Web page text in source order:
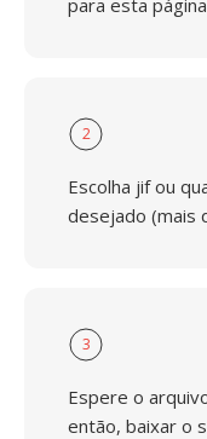
para esta
2
Escolha jif ou
desejado (mais
3
Espere o
então, baixar o